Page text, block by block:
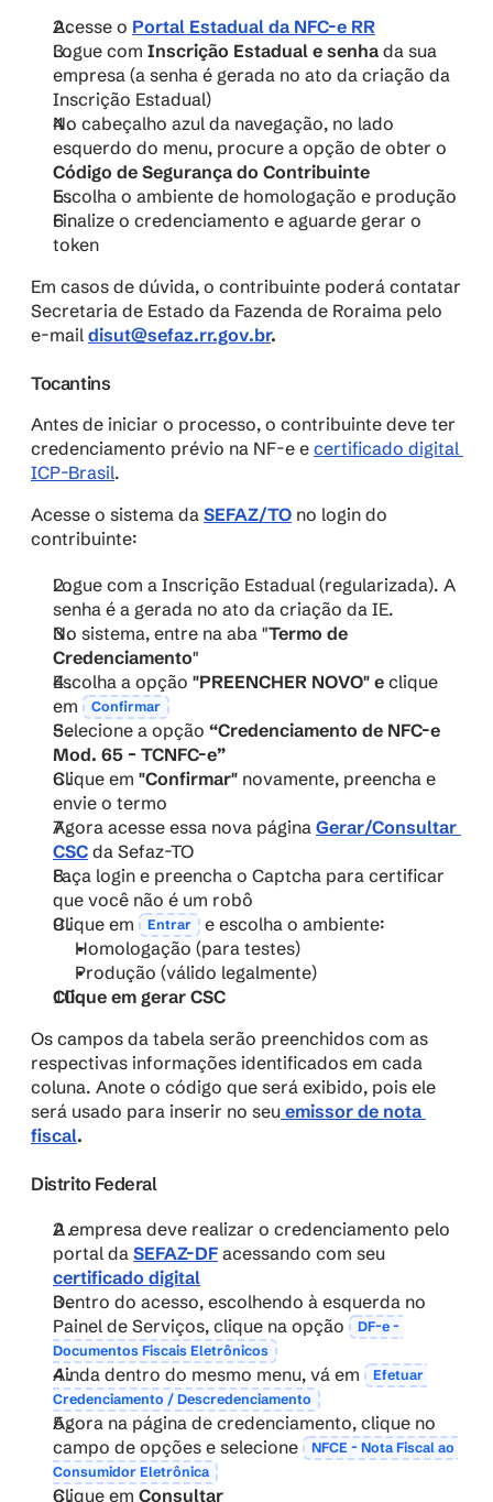
Acesse o Portal Estadual da NFC-e RR
Logue com Inscrição Estadual e senha da sua
empresa (a senha é gerada no ato da criação da
Inscrição Estadual)
​No cabeçalho azul da navegação, no lado
Código de Segurança do Contribuinte
Escolha o ambiente de homologação e produção
Finalize o credenciamento e aguarde gerar o
token
Em casos de dúvida, o contribuinte poderá contatar
Secretaria de Estado da Fazenda de Roraima pelo
e-mail disut@sefaz.rr.gov.br.
Tocantins
Antes de iniciar o processo, o contribuinte deve ter
credenciamento prévio na NF-e e certificado digital
ICP-Brasil.
Acesse o sistema da SEFAZ/TO no login do
contribuinte:
Logue com a Inscrição Estadual (regularizada). A
senha é a gerada no ato da criação da IE.
No sistema, entre na aba "Termo de
Credenciamento"
Escolha a opção "PREENCHER NOVO" e clique
em
Confirmar
Selecione a opção “Credenciamento de NFC-e
Mod. 65 – TCNFC-e”
Clique em "Confirmar" novamente, preencha e
envie o termo
Agora acesse essa nova página Gerar/Consultar
CSC da Sefaz-TO
Faça login e preencha o Captcha para certificar
que você não é um robô
Clique em
Entrar
e escolha o ambiente:
Homologação (para testes)
Produção (válido legalmente)
Clique em gerar CSC
Os campos da tabela serão preenchidos com as
respectivas informações identificados em cada
coluna. Anote o código que será exibido, pois ele
será usado para inserir no seu emissor de nota
fiscal.
Distrito Federal
A empresa deve realizar o credenciamento pelo
portal da SEFAZ-DF
certificado digital
Dentro do acesso, escolhendo à esquerda no
Painel de Serviços, clique na opção
DF-e -
Documentos Fiscais Eletrônicos
Ainda dentro do mesmo menu, vá em
Efetuar
Credenciamento / Descredenciamento
Agora na página de credenciamento, clique no
campo de opções e selecione
NFCE - Nota Fiscal ao
Consumidor Eletrônica
Clique em Consultar